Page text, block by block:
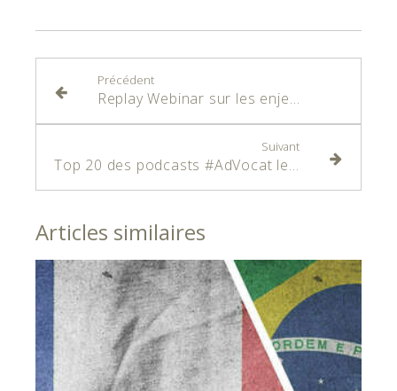
Précédent
Replay Webinar sur les enjeux fiscaux du travail nomade (nômade digital)
Suivant
Top 20 des podcasts #AdVocat les plus écoutés
Articles similaires